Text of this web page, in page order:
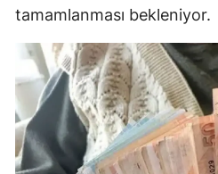
tamamlanması bekleniyor.